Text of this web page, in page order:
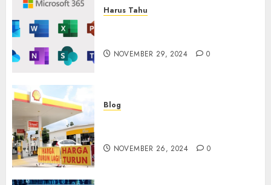
Harus Tahu
NOVEMBER 29, 2024 0
Blog
NOVEMBER 26, 2024 0